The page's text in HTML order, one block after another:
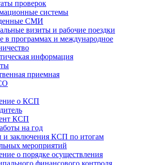
проверок
системы
СМИ
визиты и рабочие поездки
в программах и международное
информация
приемная
о КСП
КСП
на год
и заключения КСП по итогам
мероприятий
о порядке осуществления
финансового контроля